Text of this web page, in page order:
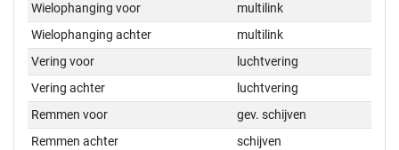
Wielophanging voor
multilink
Wielophanging achter
multilink
Vering voor
luchtvering
Vering achter
luchtvering
Remmen voor
gev. schijven
Remmen achter
schijven